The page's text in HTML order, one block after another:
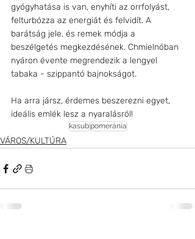
gyógyhatása is van, enyhíti az orrfolyást,
felturbózza az energiát és felvidít. A
barátság jele, és remek módja a
beszélgetés megkezdésének. Chmielnóban
nyáron évente megrendezik a lengyel
tabaka - szippantó bajnokságot.
Ha arra jársz, érdemes beszerezni egyet,
ideális emlék lesz a nyaralásról!
kasub pomeránia
VÁROS/KULTÚRA